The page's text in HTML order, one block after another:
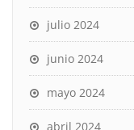
julio 2024
junio 2024
mayo 2024
abril 2024